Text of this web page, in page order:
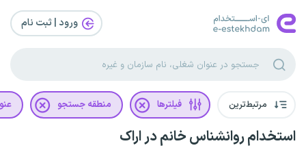
ورود | ثبت‌ نام
مرتبط‌ترین فیلترها منطقه جستجو
استخدام روانشناس خانم در اراک